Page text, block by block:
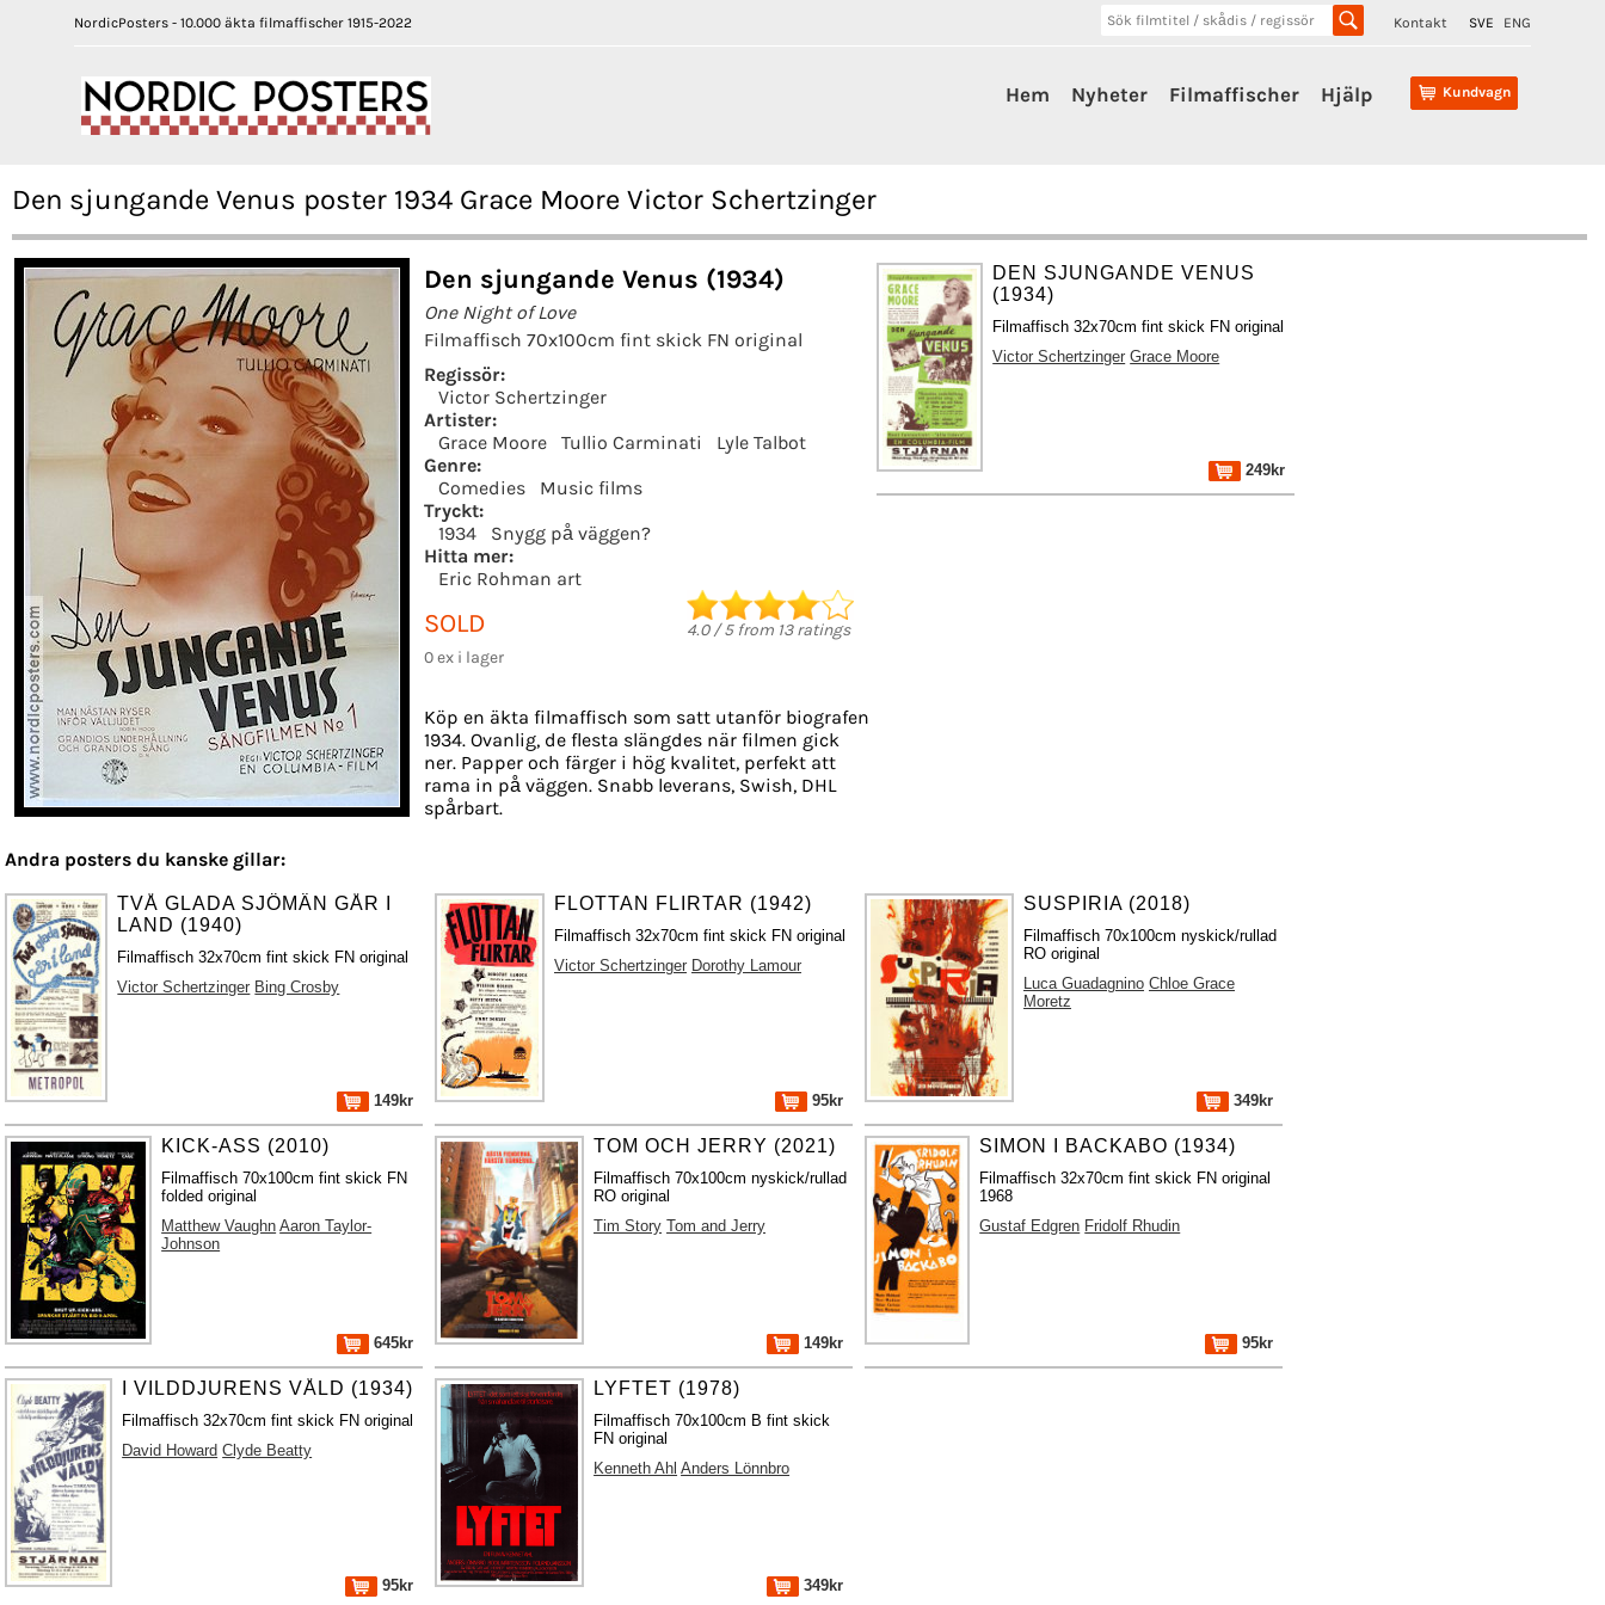
NordicPosters - 10.000 äkta filmaffischer 1915-2022 Kontakt SVE ENG
Kundvagn
Hem Nyheter Filmaffischer Hjälp
Den sjungande Venus poster 1934 Grace Moore Victor Schertzinger
Den sjungande Venus (1934)
One Night of Love
Filmaffisch 70x100cm fint skick FN original
Regissör:
Victor Schertzinger
Artister:
Grace Moore
Tullio Carminati
Lyle Talbot
Genre:
Comedies
Music films
Tryckt:
1934
Snygg på väggen?
Hitta mer:
Eric Rohman art
SOLD
0 ex i lager
4.0/5from 13ratings
Köp en äkta filmaffisch som satt utanför biografen
1934. Ovanlig, de flesta slängdes när filmen gick
ner. Papper och färger i hög kvalitet, perfekt att
rama in på väggen. Snabb leverans, Swish, DHL
spårbart.
DEN SJUNGANDE VENUS
(1934)
Filmaffisch 32x70cm fint skick FN original
Victor Schertzinger Grace Moore
249kr
Andra posters du kanske gillar:
TVÅ GLADA SJÖMÄN GÅR I
LAND (1940)
Filmaffisch 32x70cm fint skick FN original
Victor Schertzinger Bing Crosby
149kr
FLOTTAN FLIRTAR (1942)
Filmaffisch 32x70cm fint skick FN original
Victor Schertzinger Dorothy Lamour
95kr
SUSPIRIA (2018)
Filmaffisch 70x100cm nyskick/rullad
RO original
Luca Guadagnino Chloe Grace
Moretz
349kr
KICK-ASS (2010)
Filmaffisch 70x100cm fint skick FN
folded original
Matthew Vaughn Aaron Taylor-
Johnson
645kr
TOM OCH JERRY (2021)
Filmaffisch 70x100cm nyskick/rullad
RO original
Tim Story Tom and Jerry
149kr
SIMON I BACKABO (1934)
Filmaffisch 32x70cm fint skick FN original
1968
Gustaf Edgren Fridolf Rhudin
95kr
I VILDDJURENS VÅLD (1934)
Filmaffisch 32x70cm fint skick FN original
David Howard Clyde Beatty
95kr
LYFTET (1978)
Filmaffisch 70x100cm B fint skick
FN original
Kenneth Ahl Anders Lönnbro
349kr